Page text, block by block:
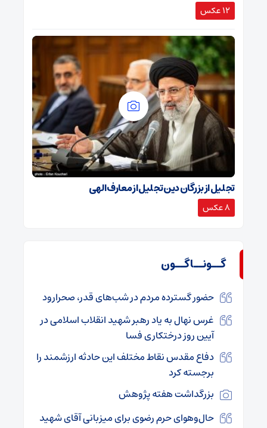
12 عکس
تجلیل از بزرگان دین تجلیل از معارف الهی
8 عکس
گــونــاگــون
حضور گسترده مردم در شب‌های قدر، صحرارود
غرس نهال به یاد رهبر شهید انقلاب اسلامی در
آیین روز درختکاری فسا
دفاع مقدس نقاط مختلف این حادثه ارزشمند را
برجسته کرد
بزرگداشت هفته پژوهش
حال‌وهوای حرم رضوی برای میزبانی آقای شهید